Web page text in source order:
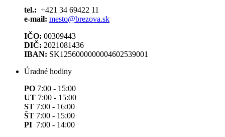
tel.: +421 34 69422 11
e-mail: mesto@brezova.sk
IČO: 00309443
DIČ: 2021081436
IBAN: SK1256000000004602539001
Úradné hodiny
PO 7:00 - 15:00
UT 7:00 - 15:00
ST 7:00 - 16:00
ŠT 7:00 - 15:00
PI 7:00 - 14:00